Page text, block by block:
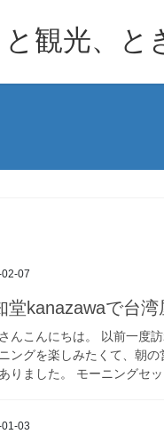
観光、と
07
堂kanazawaで台
んこんにちは。 以前一度
ングを楽しみたくて、朝
りました。 モーニングセ
03